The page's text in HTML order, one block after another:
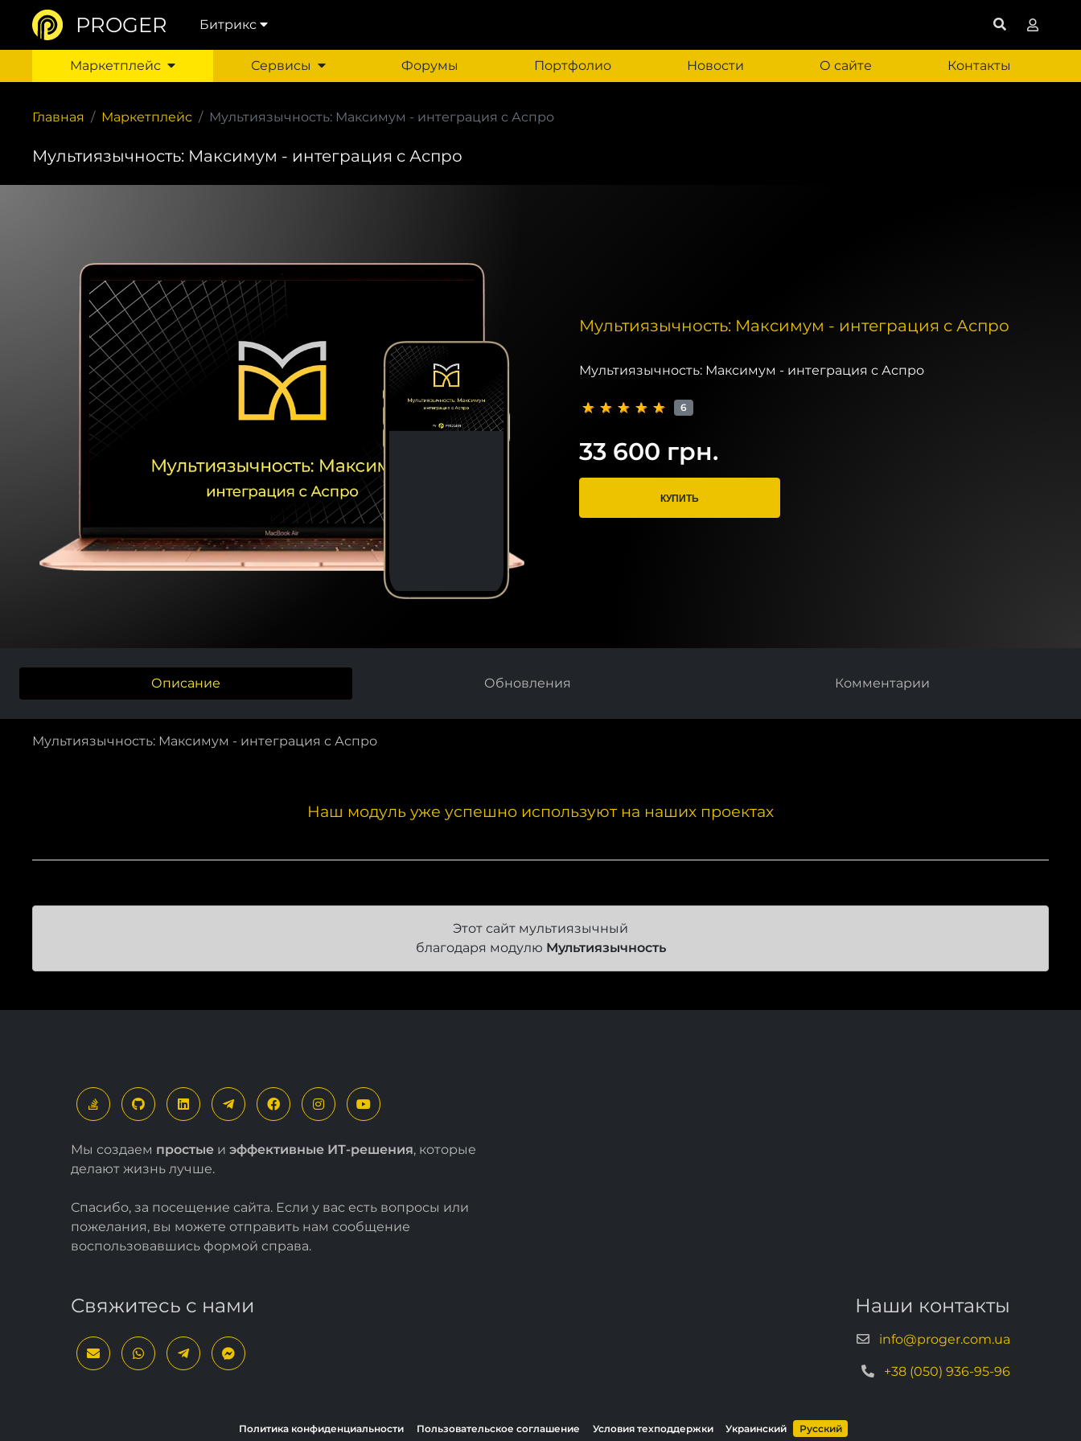
PROGER Битрикс
Маркетплейс Сервисы Форумы Портфолио Новости О сайте Контакты
Главная Маркетплейс Мультиязычность: Максимум - интеграция с Аспро
Мультиязычность: Максимум - интеграция с Аспро
Мультиязычность: Максимум - интеграция с Аспро
Мультиязычность: Максимум - интеграция с Аспро
6
33 600 грн.
КУПИТЬ
Описание Обновления Комментарии
Мультиязычность: Максимум - интеграция с Аспро
Наш модуль уже успешно используют на наших проектах
Этот сайт мультиязычный
благодаря модулю Мультиязычность
Мы создаем простые и эффективные ИТ-решения, которые
делают жизнь лучше.
Спасибо, за посещение сайта. Если у вас есть вопросы или
пожелания, вы можете отправить нам сообщение
воспользовавшись формой справа.
Свяжитесь с нами Наши контакты
info@proger.com.ua
+38 (050) 936-95-96
Политика конфиденциальности Пользовательское соглашение Условия техподдержки Украинский Русский